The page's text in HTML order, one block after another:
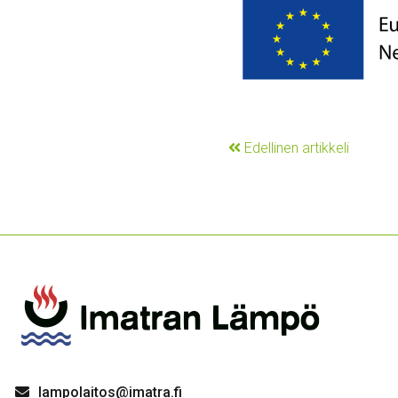
Edellinen artikkeli
lampolaitos@imatra.fi